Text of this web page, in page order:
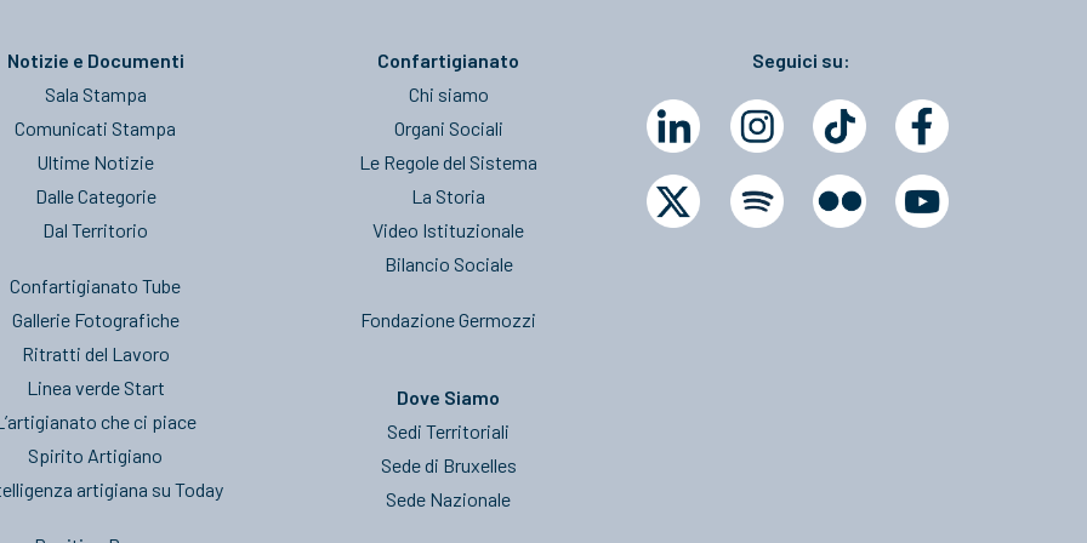
Notizie e Documenti
Sala Stampa
Comunicati Stampa
Ultime Notizie
Dalle Categorie
Dal Territorio
Confartigianato Tube
Gallerie Fotografiche
Ritratti del Lavoro
Linea verde Start
che ci piace
Spirito Artigiano
artigiana su Today
Confartigianato
Chi siamo
Organi Sociali
Le Regole del Sistema
La Storia
Video Istituzionale
Bilancio Sociale
Fondazione Germozzi
Dove Siamo
Sedi Territoriali
Sede di Bruxelles
Sede Nazionale
Seguici su: